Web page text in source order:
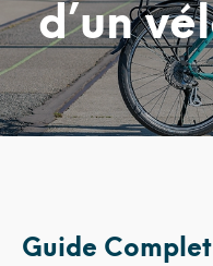
d’un
Guide